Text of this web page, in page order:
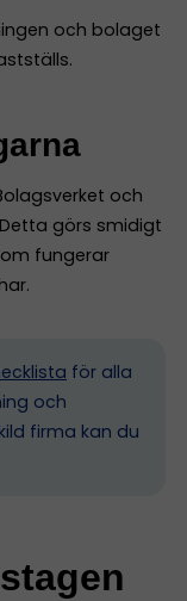
och bolaget
och
görs smidigt
fungerar
för alla
och
firma kan du